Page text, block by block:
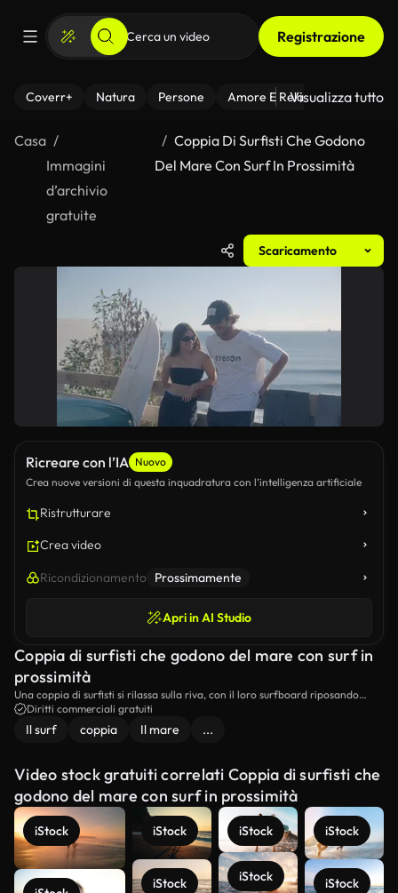
Registrazione
Coverr+ Natura Persone Amore E Relazioni Il
Visualizza tutto
Casa
Immagini
d’archivio
gratuite
Coppia Di Surfisti Che Godono
Del Mare Con Surf In Prossimità
Scaricamento
Ricreare con l’IA Nuovo
Crea nuove versioni di questa inquadratura con l’intelligenza artificiale
Ristrutturare
Crea video
Ricondizionamento Prossimamente
Apri in AI Studio
Coppia di surfisti che godono del mare con surf in
prossimità
Una coppia di surfisti si rilassa sulla riva, con il loro surfboard riposando
accanto a loro.La scena cattura il loro piacere del mare, evidenziando la loro
connessione tra loro e l'oceano.
Diritti commerciali gratuiti
Il surf coppia Il mare ...
Video stock gratuiti correlati Coppia di surfisti che
godono del mare con surf in prossimità
iStock iStock
iStock
iStock
iStock
iStock
iStock